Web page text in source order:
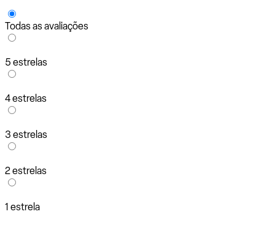
Todas as avaliações
5 estrelas
4 estrelas
3 estrelas
2 estrelas
1 estrela